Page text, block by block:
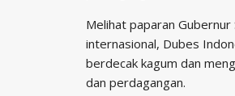
Melihat paparan
internasional, Dubes
berdecak kagum dan
dan perdagangan.